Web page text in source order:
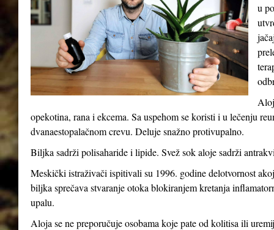
u
opekotina, rana i ekcema. Sa uspehom se koristi i u lečenju
dvanaestopalačnom crevu. Deluje snažno protivupalno.
Biljka sadrži polisaharide i lipide. Svež sok aloje sadrži
Meskički istraživači ispitivali su 1996. godine delotvornost
biljka sprečava stvaranje otoka blokiranjem kretanja
upalu.
Aloja se ne preporučuje osobama koje pate od kolitisa ili